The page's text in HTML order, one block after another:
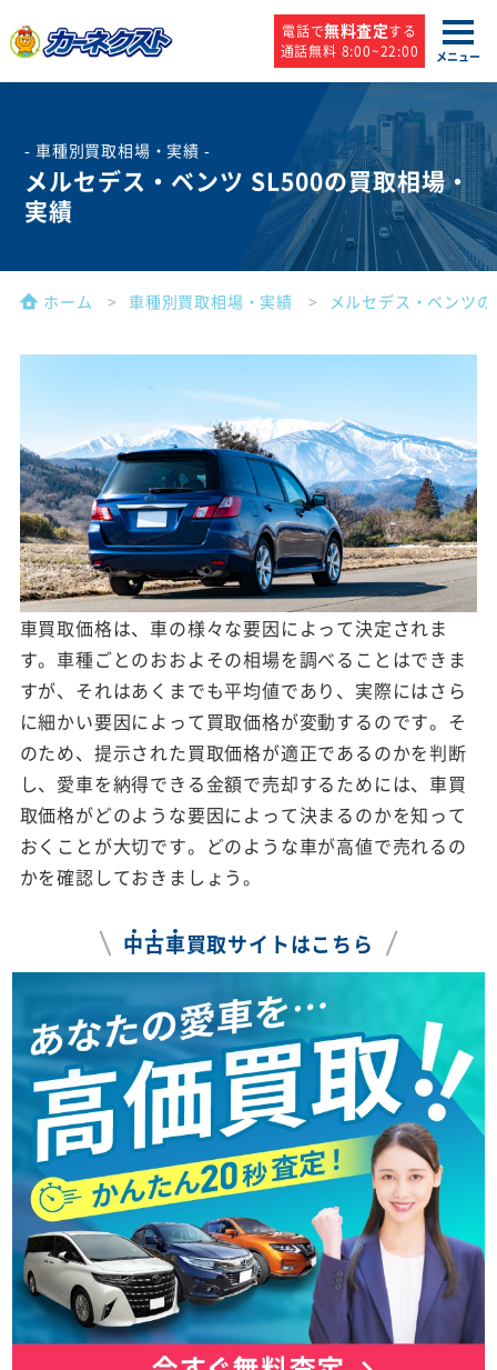
電話で無料査定する
通話無料 8:00~22:00
メニュー
- 車種別買取相場・実績 -
メルセデス・ベンツ SL500の買取相場・
実績
ホーム 車種別買取相場・実績 メルセデス・ベンツ
車買取価格は、車の様々な要因によって決定されま
す。車種ごとのおおよその相場を調べることはできま
すが、それはあくまでも平均値であり、実際にはさら
に細かい要因によって買取価格が変動するのです。そ
のため、提示された買取価格が適正であるのかを判断
し、愛車を納得できる金額で売却するためには、車買
取価格がどのような要因によって決まるのかを知って
おくことが大切です。どのような車が高値で売れるの
かを確認しておきましょう。
中古車買取サイトはこちら